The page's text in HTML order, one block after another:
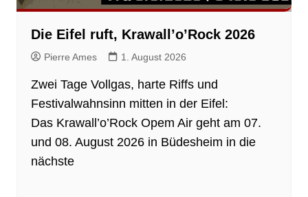
Die Eifel ruft, Krawall’o’Rock 2026
Pierre Ames 1. August 2026
Zwei Tage Vollgas, harte Riffs und
Festivalwahnsinn mitten in der Eifel:
Das Krawall’o’Rock Opem Air geht am 07.
und 08. August 2026 in Büdesheim in die
nächste